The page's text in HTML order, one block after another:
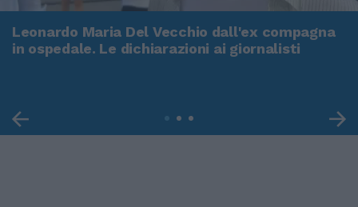
Leonardo Maria Del Vecchio dall'ex compagna
in ospedale. Le dichiarazioni ai giornalisti